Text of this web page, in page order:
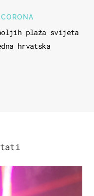
plaža svijeta
hrvatska